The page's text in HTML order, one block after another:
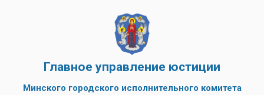
Главное управление юстиции
Минского городского исполнительного комитета